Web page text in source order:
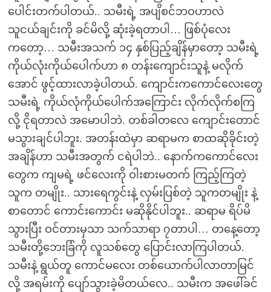
ပေါင်းတက်ပါတယ်.. သမီးရဲ့ အပျိစင်ဘဝဟာလဲ
သူငယ်ချင်းကို ခင်မိလို့ ဆုံးခဲ့ရတာပါ… ဖြစ်ပုံလေး
ကတော့… သမီးအသက် ၁၄ နှစ်ပြည့်ချိန်မှာတော့ သမီးရဲ့
ကိုယ်လုံးကိုယ်ပေါက်ဟာ ၈ တန်းကျောင်းသူနဲ့ မလိုက်
အောင် ဖွင့်ထားလာခဲ့ပါတယ်. ကျောင်းကကောင်လေးတွေ
သမီးရဲ့ ကိုယ်လုံကိုယ်ပေါက်အကြောင်း လိုက်လိုက်စကြ
လို့ ငိုရတာလဲ အမောပါဘဲ. တစ်ခါတလေ ကျောင်းတောင်
မသွားချင်ပါဘူး. အတန်းထဲမှာ ဆရာမက စာထဆိုခိုင်းတဲ့
အချိန်ဟာ သမီးအတွက် ငရဲပါဘဲ.. နောက်ကကောင်လေး
တွေက ကျမရဲ့ ဖင်လေးကို ဝါးစားမတက် ကြည့်ကြတဲ့
သူက တမျိုး.. သားရေကွင်းနဲ့ လှမ်းပြစ်တဲ့ သူကတမျိုး နဲ့
စာတောင် ကောင်းကောင်း မဆိုနိုင်ပါဘူး.. ဆရာမ ရိပ်မိ
သွားပြီး ဝင်တားမှသာ သက်သာရာ ၇တာပါ… တနေ့တော့
သမီးတို့ဘေးခြံကို လူသစ်တွေ ပြောင်းလာကြပါတယ်.
သမီးနဲ့ ရွယ်တူ ကောင်မလေး တစ်ယောက်ပါလာတာမြင်
လို့ အရမ်းကို ပျော်သွားခဲ့မိတယ်လေ.. သမီးက အဖေါ်ခင်